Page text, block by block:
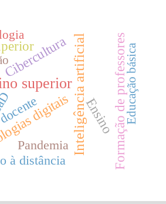
superiorInteligência artificialEnsino
Cibercultura Formação de professores
digitais
Pandemia
à distância
Educação básica